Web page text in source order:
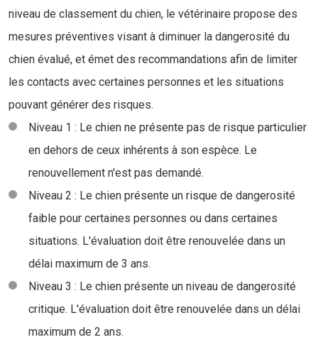
niveau de classement du chien, le vétérinaire propose des
mesures préventives visant à diminuer la dangerosité du
chien évalué, et émet des recommandations afin de limiter
les contacts avec certaines personnes et les situations
pouvant générer des risques.
Niveau 1 : Le chien ne présente pas de risque particulier
en dehors de ceux inhérents à son espèce. Le
renouvellement n'est pas demandé.
Niveau 2 : Le chien présente un risque de dangerosité
faible pour certaines personnes ou dans certaines
situations. L'évaluation doit être renouvelée dans un
délai maximum de 3 ans.
Niveau 3 : Le chien présente un niveau de dangerosité
critique. L'évaluation doit être renouvelée dans un délai
maximum de 2 ans.